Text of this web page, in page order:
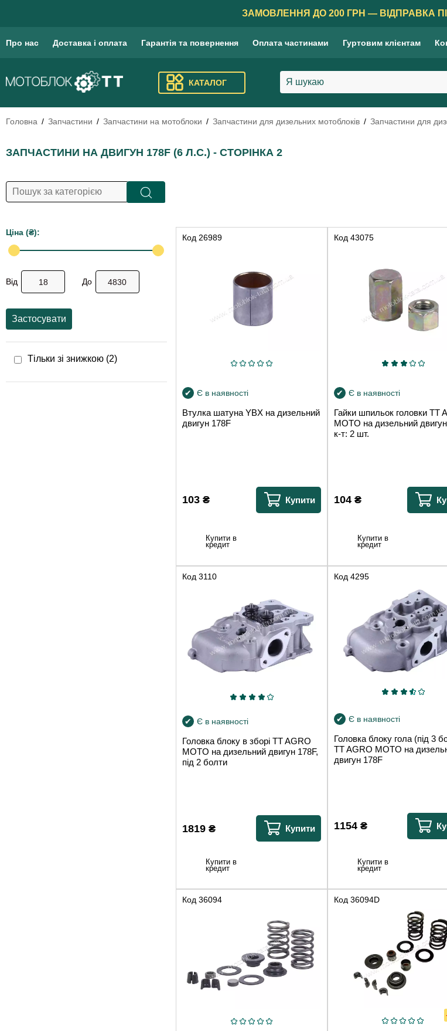
ЗАМОВЛЕННЯ ДО 200 ГРН — ВІДПРАВКА
Про нас Доставка і оплата Гарантія та повернення Оплата частинами Гуртовим клієнтам
КАТАЛОГ
Головна Запчастини Запчастини на мотоблоки Запчастини для дизельних мотоблоків Запчастини для
ЗАПЧАСТИНИ НА ДВИГУН 178F (6 Л.С.) - СТОРІНКА 2
Цiна (₴):
Від До
Застосувати
Тільки зі знижкою (2)
Код 26989
Є в наявності
Втулка шатуна YBX на дизельний
двигун 178F
103 ₴ Купити
Купити в
кредит
Код 43075
Є в наявності
Гайки шпильок головки TT
MOTO на дизельний
к-т: 2 шт.
104₴
Купити в
кредит
Код 3110
Є в наявності
Головка блоку в зборі TT AGRO
MOTO на дизельний двигун 178F,
під 2 болти
1819 ₴ Купити
Купити в
кредит
Код 4295
Є в наявності
Головка блоку гола (під 3
TT AGRO MOTO на
двигун 178F
1154₴
Купити в
кредит
Код 36094 Код 36094D